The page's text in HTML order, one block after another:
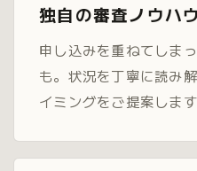
独自の審査ノウハウ
申し込みを重ねてしま
も。状況を丁寧に読み
イミングをご提案します